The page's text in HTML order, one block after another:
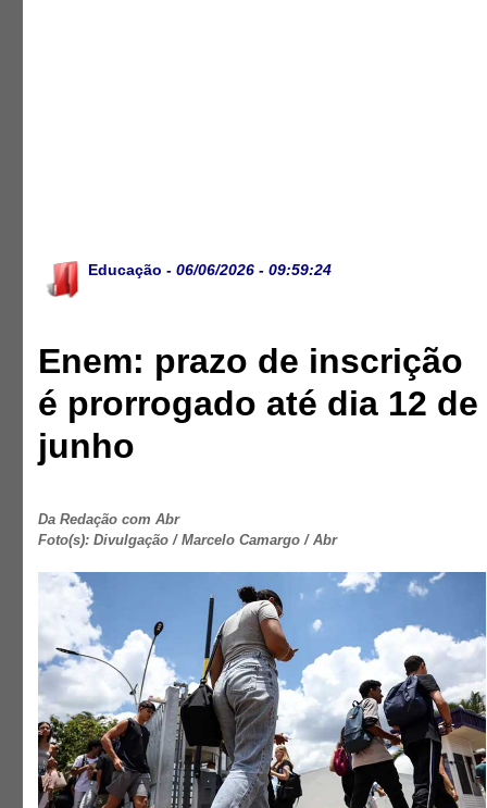
Educação - 06/06/2026 - 09:59:24
Enem: prazo de inscrição
é prorrogado até dia 12 de
junho
Da Redação com Abr
Foto(s): Divulgação / Marcelo Camargo / Abr